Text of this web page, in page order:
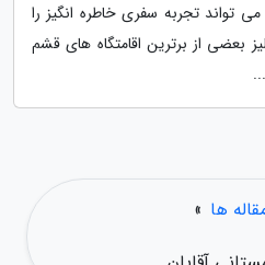
تواند تجربه سفری خاطره انگیز را
بعضی از برترین اقامتگاه های قشم
ها »